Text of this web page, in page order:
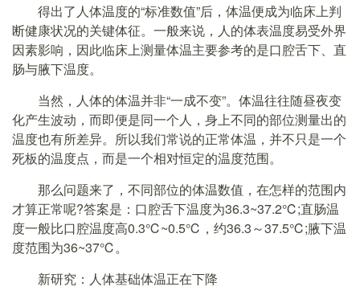
得出了人体温度的“标准数值”后，体温便成为临床上判
断健康状况的关键体征。一般来说，人的体表温度易受外界
因素影响，因此临床上测量体温主要参考的是口腔舌下、直
肠与腋下温度。
当然，人体的体温并非“一成不变”。体温往往随昼夜变
化产生波动，而即便是同一个人，身上不同的部位测量出的
温度也有所差异。所以我们常说的正常体温，并不只是一个
死板的温度点，而是一个相对恒定的温度范围。
那么问题来了，不同部位的体温数值，在怎样的范围内
才算正常呢?答案是：口腔舌下温度为36.3~37.2℃;直肠温
度一般比口腔温度高0.3℃~0.5℃，约36.3～37.5℃;腋下温
度范围为36~37℃。
新研究：人体基础体温正在下降